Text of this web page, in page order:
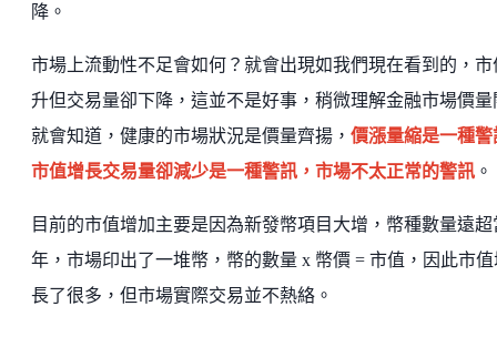
降。
市場上流動性不足會如何？就會出現如我們現在看到的，市
升但交易量卻下降，這並不是好事，稍微理解金融市場價量
就會知道，健康的市場狀況是價量齊揚， 價漲量縮是一種警
市值增長交易量卻減少是一種警訊，市場不太正常的警訊 。
目前的市值增加主要是因為新發幣項目大增，幣種數量遠超
年，市場印出了一堆幣，幣的數量 x 幣價 = 市值，因此市值
長了很多，但市場實際交易並不熱絡。